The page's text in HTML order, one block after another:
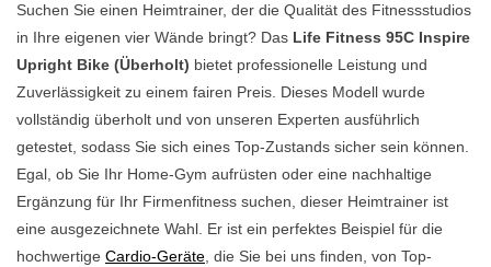
Suchen Sie einen Heimtrainer, der die Qualität des Fitnessstudios
in Ihre eigenen vier Wände bringt? Das Life Fitness 95C Inspire
Upright Bike (Überholt) bietet professionelle Leistung und
Zuverlässigkeit zu einem fairen Preis. Dieses Modell wurde
vollständig überholt und von unseren Experten ausführlich
getestet, sodass Sie sich eines Top-Zustands sicher sein können.
Egal, ob Sie Ihr Home-Gym aufrüsten oder eine nachhaltige
Ergänzung für Ihr Firmenfitness suchen, dieser Heimtrainer ist
eine ausgezeichnete Wahl. Er ist ein perfektes Beispiel für die
hochwertige Cardio-Geräte, die Sie bei uns finden, von Top-